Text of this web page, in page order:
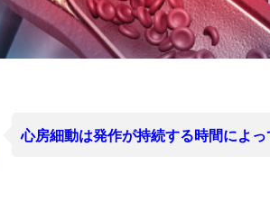
心房細動は発作が持続する時間によ